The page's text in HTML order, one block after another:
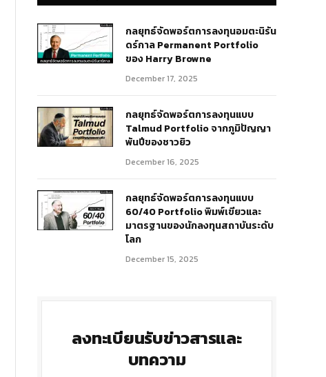
กลยุทธ์​จัดพอร์ตการลงทุนอมตะนิรัน
ดร์กาล Permanent Portfolio
ของ Harry Browne
December 17, 2025
กลยุทธ์จัดพอร์ตการลงทุนแบบ
Talmud Portfolio จากภูมิปัญญา
พันปีของชาวยิว
December 16, 2025
กลยุทธ์จัดพอร์ตการลงทุนแบบ
60/40 Portfolio พิมพ์เขียวและ
มาตรฐานของนักลงทุนสถาบันระดับ
โลก
December 15, 2025
ลงทะเบียนรับข่าวสารและ
บทความ